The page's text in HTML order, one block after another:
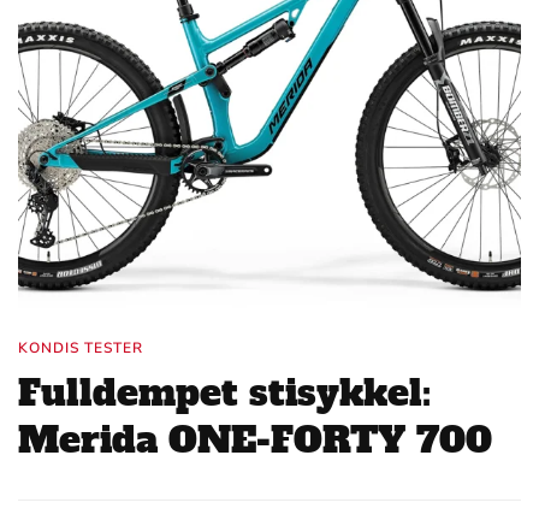
KONDIS TESTER
Fulldempet stisykkel:
Merida ONE-FORTY 700